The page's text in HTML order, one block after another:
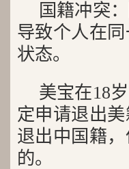
国籍冲突
导致个人在
状态。
美宝在18
定申请退出
退出中国籍
的。